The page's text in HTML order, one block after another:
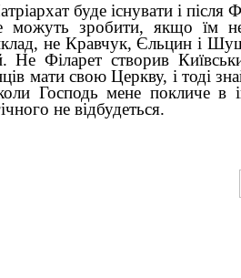
буде існувати і після
можуть зробити, якщо їм
не Кравчук, Єльцин і
Не Філарет створив
мати свою Церкву, і тоді
Господь мене покличе в
не відбудеться.